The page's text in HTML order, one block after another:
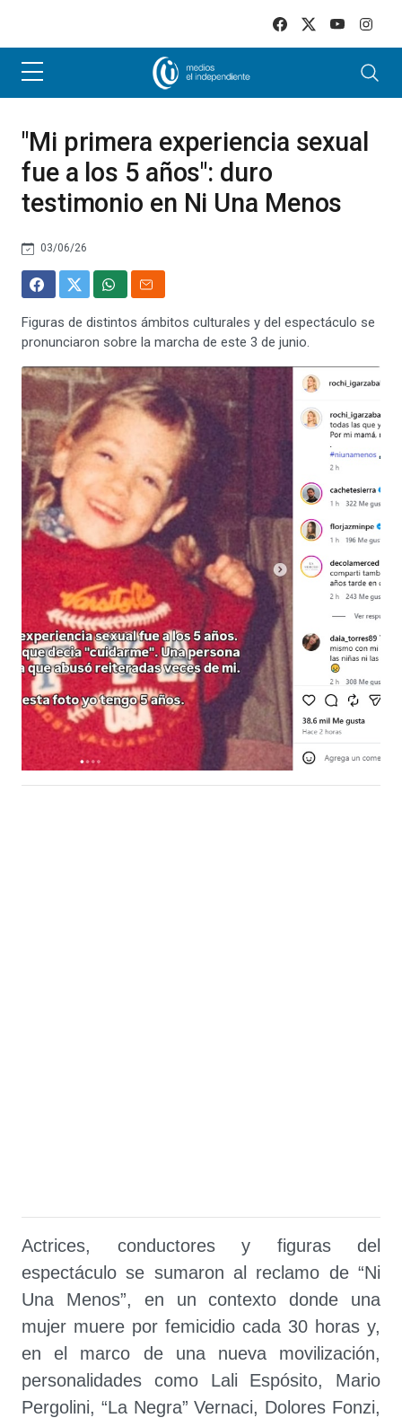
"Mi primera experiencia sexual
fue a los 5 años": duro
testimonio en Ni Una Menos
03/06/26
Figuras de distintos ámbitos culturales y del espectáculo se
pronunciaron sobre la marcha de este 3 de junio.
Actrices, conductores y figuras del
espectáculo se sumaron al reclamo de “Ni
Una Menos”, en un contexto donde una
mujer muere por femicidio cada 30 horas y,
en el marco de una nueva movilización,
personalidades como Lali Espósito, Mario
Pergolini, “La Negra” Vernaci, Dolores Fonzi,